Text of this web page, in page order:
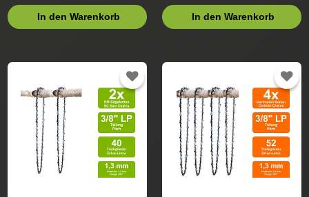
In den Warenkorb In den Warenkorb